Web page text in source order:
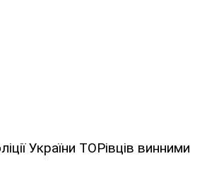
України ТОРівців винними